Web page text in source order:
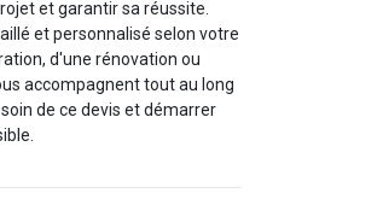
et garantir sa réussite.
et personnalisé selon votre
d'une rénovation ou
accompagnent tout au long
de ce devis et démarrer